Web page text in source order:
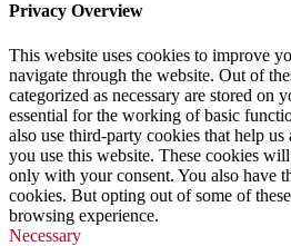
Privacy Overview
This website uses cookies to improve
navigate through the website. Out of
categorized as necessary are stored on
essential for the working of basic
also use third-party cookies that help
you use this website. These cookies
only with your consent. You also have
cookies. But opting out of some of
browsing experience.
Necessary